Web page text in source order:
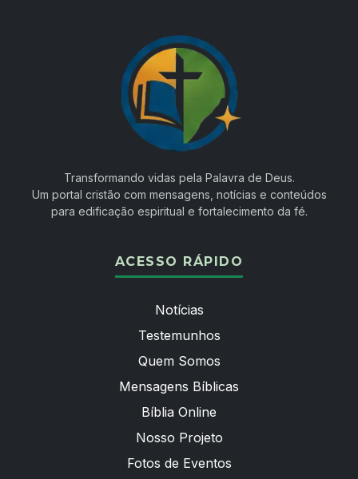
Transformando vidas pela Palavra de Deus.
Um portal cristão com mensagens, notícias e conteúdos
para edificação espiritual e fortalecimento da fé.
ACESSO RÁPIDO
Notícias
Testemunhos
Quem Somos
Mensagens Bíblicas
Bíblia Online
Nosso Projeto
Fotos de Eventos